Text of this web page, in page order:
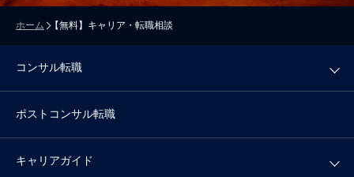
ホーム 【無料】キャリア・転職相談
コンサル転職
ポストコンサル転職
キャリアガイド